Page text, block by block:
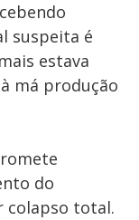
suspeita é
estava
má produção
do
colapso total.